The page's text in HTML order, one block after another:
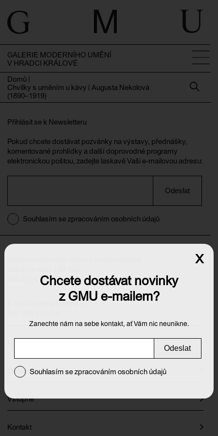
GALERIE MODERNÍHO UMĚNÍ
V HRADCI KRÁLOVÉ
Domů |
Chvilky s uměním u kávy | Augusta Nekolová
(1890–1919)
Přihlásit se k Newsletteru
Pokud chcete dostávat pozvánky na výstavy, přednášky,
komentované prohlídky a další doprovodné programy
elektronickou poštou, zadejte laskavě Vaši e-mailovou adresu:
Odeslat
Souhlasím se zpracováním osobních údajů
500 03 Hradec Králové
info@galeriehk.cz
Otevírací doba
Vstupné
Kontakt
Chcete dostávat novinky
z GMU e-mailem?
Zanechte nám na sebe kontakt, ať Vám nic neunikne.
Odeslat
Souhlasím se zpracováním osobních údajů
x